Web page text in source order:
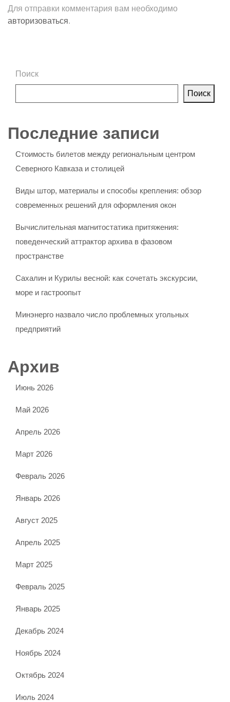
Для отправки комментария вам необходимо
авторизоваться.
Поиск
Поиск
Последние записи
Стоимость билетов между региональным центром
Северного Кавказа и столицей
Виды штор, материалы и способы крепления: обзор
современных решений для оформления окон
Вычислительная магнитостатика притяжения:
поведенческий аттрактор архива в фазовом
пространстве
Сахалин и Курилы весной: как сочетать экскурсии,
море и гастроопыт
Минэнерго назвало число проблемных угольных
предприятий
Архив
Июнь 2026
Май 2026
Апрель 2026
Март 2026
Февраль 2026
Январь 2026
Август 2025
Апрель 2025
Март 2025
Февраль 2025
Январь 2025
Декабрь 2024
Ноябрь 2024
Октябрь 2024
Июль 2024